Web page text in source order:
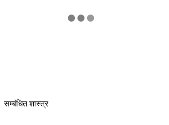
सम्बंधित शास्त्र